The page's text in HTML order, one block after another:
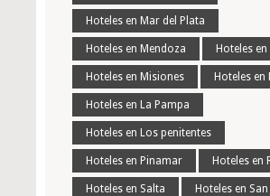
Hoteles en Mar del Plata
Hoteles en Mendoza Hoteles
Hoteles en Misiones Hoteles en
Hoteles en La Pampa
Hoteles en Los penitentes
Hoteles en Pinamar Hoteles en
Hoteles en Salta Hoteles en San